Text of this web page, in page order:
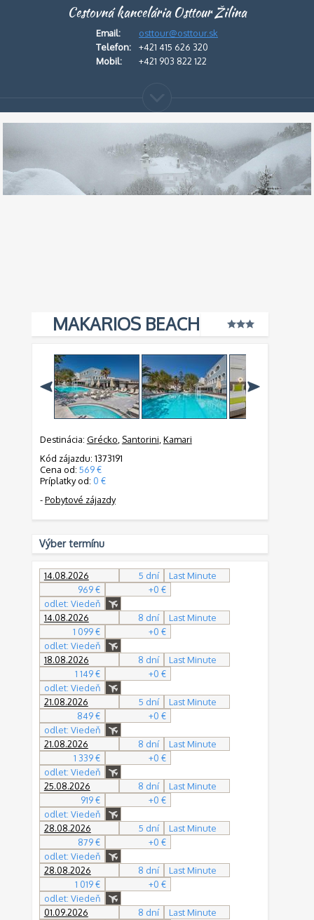
Cestovná kancelária Osttour Žilina
Email:
osttour@osttour.sk
Telefon:
+421 415 626 320
Mobil:
+421 903 822 122
MAKARIOS BEACH
Destinácia: Grécko Santorini Kamari
Kód zájazdu: 1373191
Cena od: 569 €
Príplatky od: 0 €
-Pobytové zájazdy
Výber termínu
14.08.2026 5 dní
Last Minute
969 €
+0 €
odlet: Viedeň
14.08.2026
8 dní
Last Minute
1 099 €
+0 €
odlet: Viedeň
18.08.2026
8 dní
Last Minute
1 149 €
+0 €
odlet: Viedeň
21.08.2026
5 dní
Last Minute
849 €
+0 €
odlet: Viedeň
21.08.2026
8 dní
Last Minute
1 339 €
+0 €
odlet: Viedeň
25.08.2026
8 dní
Last Minute
919 €
+0 €
odlet: Viedeň
28.08.2026
5 dní
Last Minute
879 €
+0 €
odlet: Viedeň
28.08.2026
8 dní
Last Minute
1 019 €
+0 €
odlet: Viedeň
01.09.2026
8 dní
Last Minute